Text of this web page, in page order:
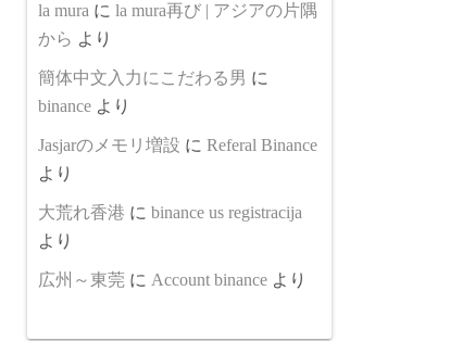
la mura に la mura再び | アジアの片隅
から より
簡体中文入力にこだわる男 に
binance より
Jasjarのメモリ増設 に Referal Binance
より
大荒れ香港 に binance us registracija
より
広州～東莞 に Account binance より